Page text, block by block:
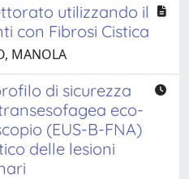
utilizzando il
con Fibrosi Cistica
MANOLA
di sicurezza
eco-
(EUS-B-FNA)
delle lesioni